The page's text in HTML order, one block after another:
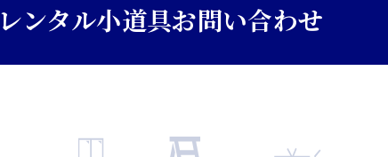
レンタル小道具お問い合わせ